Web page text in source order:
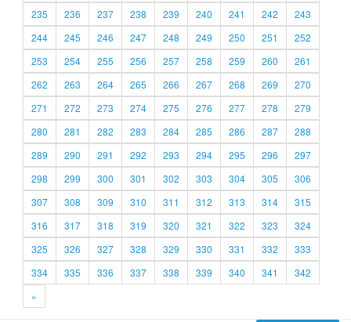
235
236 237 238 239 240 241 242
243
244
245 246 247 248 249 250 251
252
253
254 255 256 257 258 259 260
261
262
263 264 265 266 267 268 269
270
271
272 273 274 275 276 277 278
279
280
281 282 283 284 285 286 287
288
289
290 291 292 293 294 295 296
297
298
299 300 301 302 303 304 305
306
307
308 309 310 311 312 313 314
315
316
317 318 319 320 321 322 323
324
325
326 327 328 329 330 331 332
333
334
335 336 337 338 339 340 341
342
»